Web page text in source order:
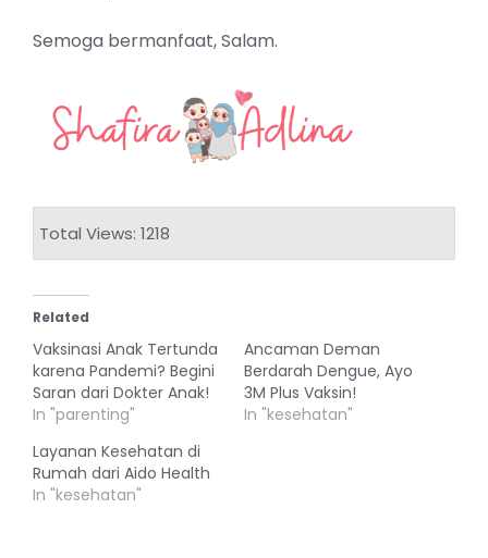
Semoga bermanfaat, Salam.
Total Views: 1218
Related
Vaksinasi Anak Tertunda
karena Pandemi? Begini
Saran dari Dokter Anak!
In "parenting"
Ancaman Deman
Berdarah Dengue, Ayo
3M Plus Vaksin!
In "kesehatan"
Layanan Kesehatan di
Rumah dari Aido Health
In "kesehatan"